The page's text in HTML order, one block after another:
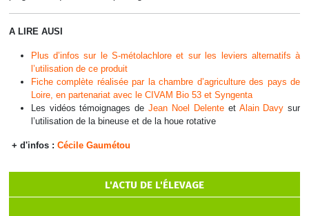
A LIRE AUSI
Plus d’infos sur le S-métolachlore et sur les leviers alternatifs à
l’utilisation de ce produit
Fiche complète réalisée par la chambre d’agriculture des pays de
Loire, en partenariat avec le CIVAM Bio 53 et Syngenta
Les vidéos témoignages deJean Noel Delenteet Alain Davy sur
l’utilisation de la bineuse et de la houe rotative
+ d'infos : Cécile Gaumétou
L'ACTU DE L'ÉLEVAGE